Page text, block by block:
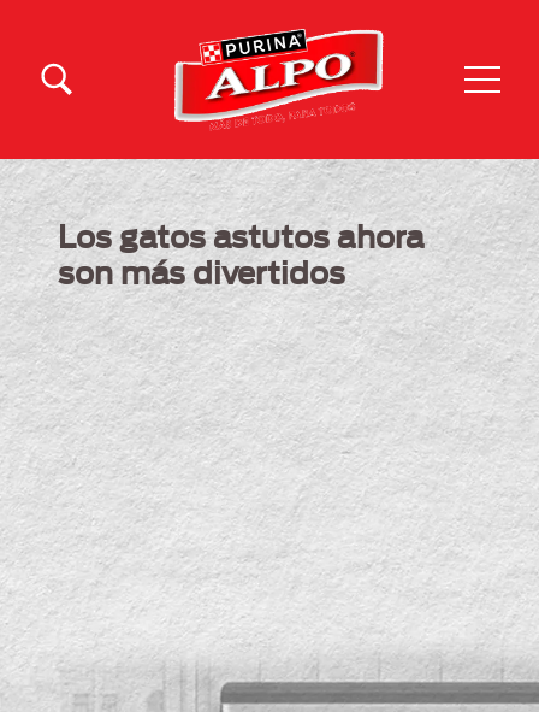
Menu Secundario Alpo
Los gatos astutos ahora
son más divertidos